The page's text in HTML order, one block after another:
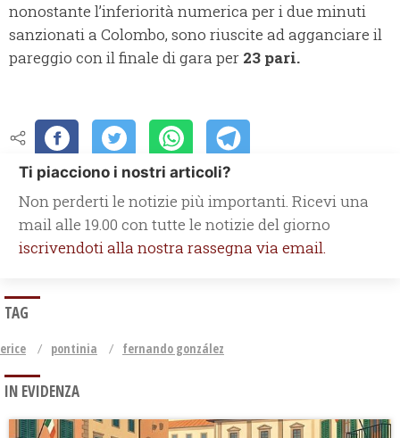
nonostante l’inferiorità numerica per i due minuti
sanzionati a Colombo, sono riuscite ad agganciare il
pareggio con il finale di gara per 23 pari.
Ti piacciono i nostri articoli?
Non perderti le notizie più importanti. Ricevi una
mail alle 19.00 con tutte le notizie del giorno
iscrivendoti alla nostra rassegna via email.
TAG
erice pontinia fernando gonzález
IN EVIDENZA